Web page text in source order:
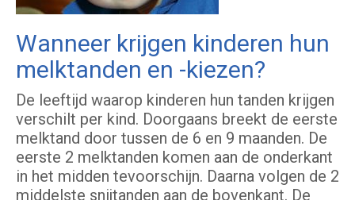
Wanneer krijgen kinderen hun
melktanden en -kiezen?
De leeftijd waarop kinderen hun tanden krijgen
verschilt per kind. Doorgaans breekt de eerste
melktand door tussen de 6 en 9 maanden. De
eerste 2 melktanden komen aan de onderkant
in het midden tevoorschijn. Daarna volgen de 2
middelste snijtanden aan de bovenkant. De